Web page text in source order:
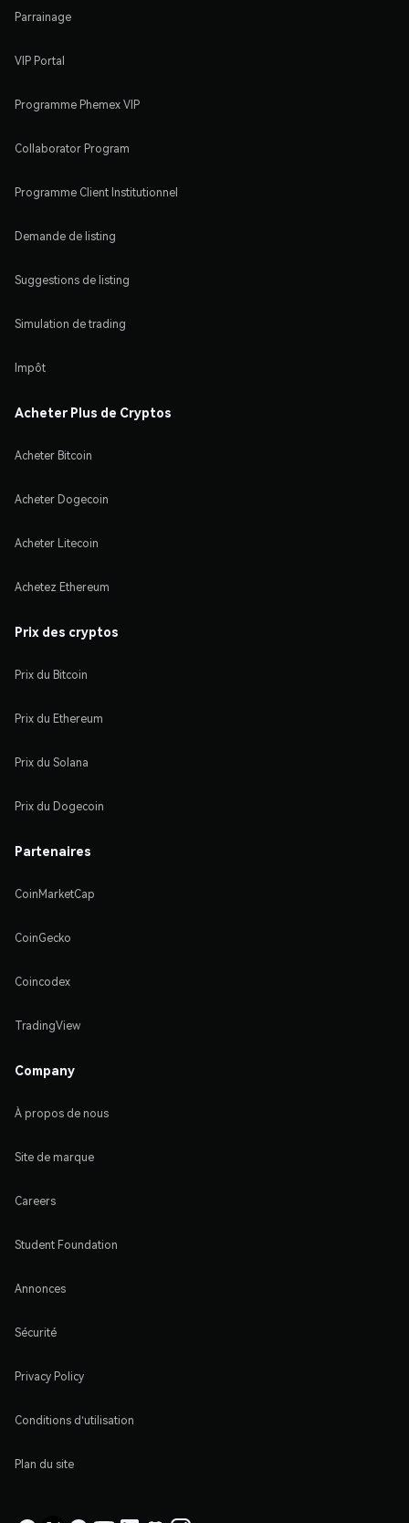
Parrainage
VIP Portal
Programme Phemex VIP
Collaborator Program
Programme Client Institutionnel
Demande de listing
Suggestions de listing
Simulation de trading
Impôt
Acheter Plus de Cryptos
Acheter Bitcoin
Acheter Dogecoin
Acheter Litecoin
Achetez Ethereum
Prix des cryptos
Prix du Bitcoin
Prix du Ethereum
Prix du Solana
Prix du Dogecoin
Partenaires
CoinMarketCap
CoinGecko
Coincodex
TradingView
Company
À propos de nous
Site de marque
Careers
Student Foundation
Annonces
Sécurité
Privacy Policy
Conditions d'utilisation
Plan du site